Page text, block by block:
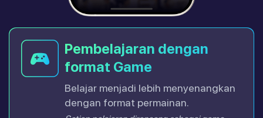
Pembelajaran dengan
format Game
Belajar menjadi lebih menyenangkan
dengan format permainan.